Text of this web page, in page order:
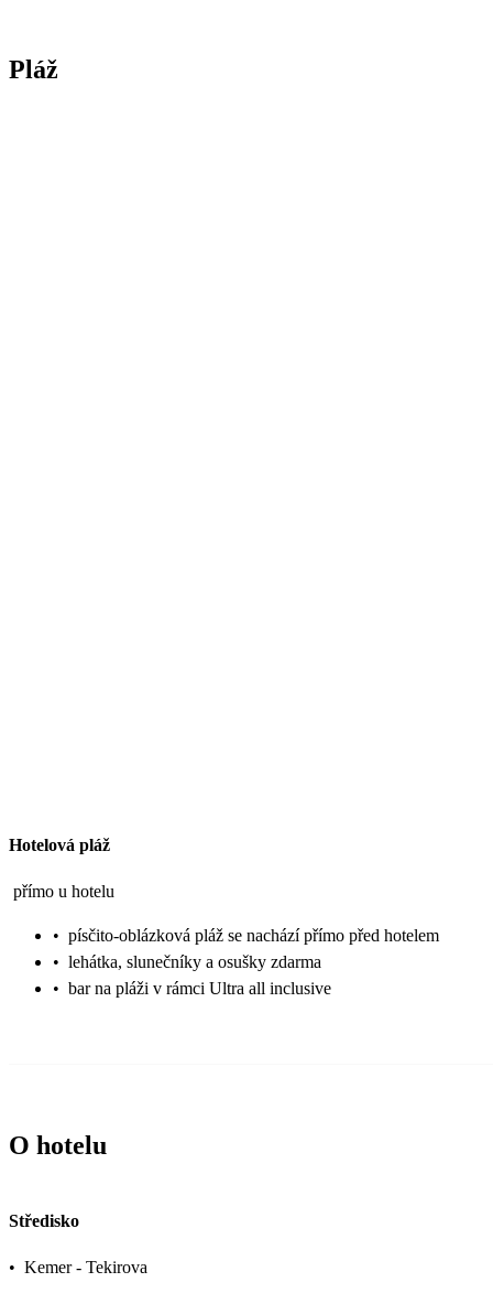
Pláž
Hotelová pláž
přímo u hotelu
• písčito-oblázková pláž se nachází přímo před hotelem
• lehátka, slunečníky a osušky zdarma
• bar na pláži v rámci Ultra all inclusive
O hotelu
Středisko
• Kemer - Tekirova